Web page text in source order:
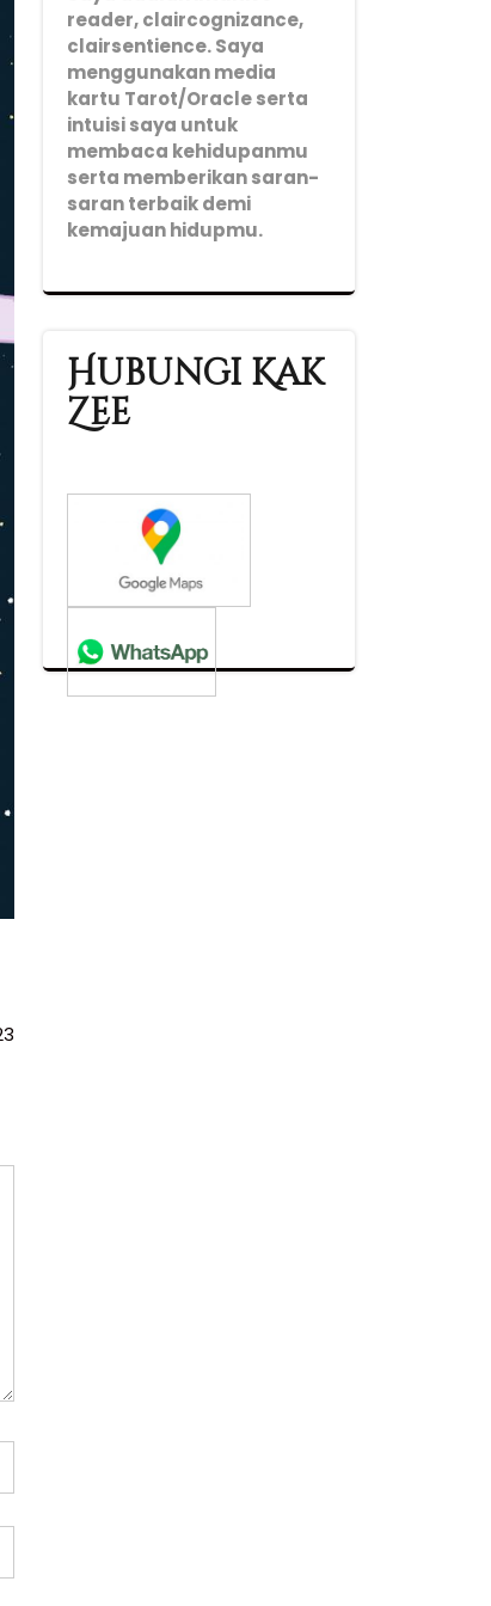
reader, claircognizance,
clairsentience. Saya
menggunakan media
kartu Tarot/Oracle serta
intuisi saya untuk
membaca kehidupanmu
serta memberikan saran-
saran terbaik demi
kemajuan hidupmu.
Hubungi Kak
Zee